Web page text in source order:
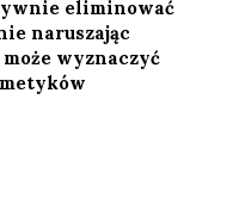
eliminować
naruszając
wyznaczyć